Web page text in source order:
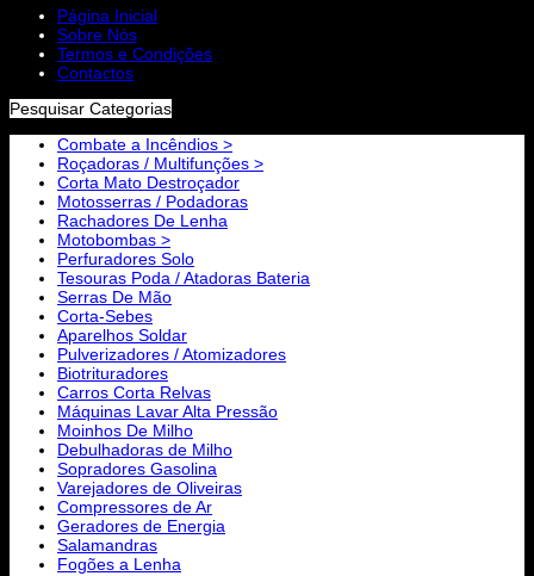
Página Inicial
Sobre Nós
Termos e Condições
Contactos
Pesquisar Categorias
Combate a Incêndios >
Roçadoras / Multifunções >
Corta Mato Destroçador
Motosserras / Podadoras
Rachadores De Lenha
Motobombas >
Perfuradores Solo
Tesouras Poda / Atadoras Bateria
Serras De Mão
Corta-Sebes
Aparelhos Soldar
Pulverizadores / Atomizadores
Biotrituradores
Carros Corta Relvas
Máquinas Lavar Alta Pressão
Moinhos De Milho
Debulhadoras de Milho
Sopradores Gasolina
Varejadores de Oliveiras
Compressores de Ar
Geradores de Energia
Salamandras
Fogões a Lenha